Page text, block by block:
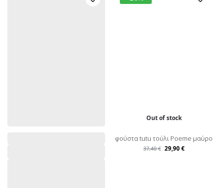
Out of stock
φούστα tutu τούλι Poeme μαύρο
37,40€ 29,90€